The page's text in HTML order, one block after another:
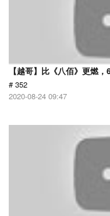
【越哥】比《八佰》更燃
# 352
2020-08-24 09:47